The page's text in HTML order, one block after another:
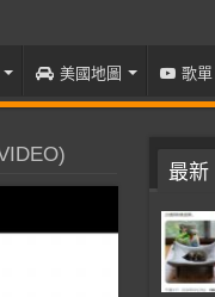
美國地圖 歌單
最新